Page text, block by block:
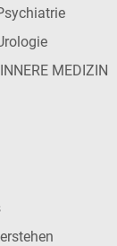
MEDIZIN